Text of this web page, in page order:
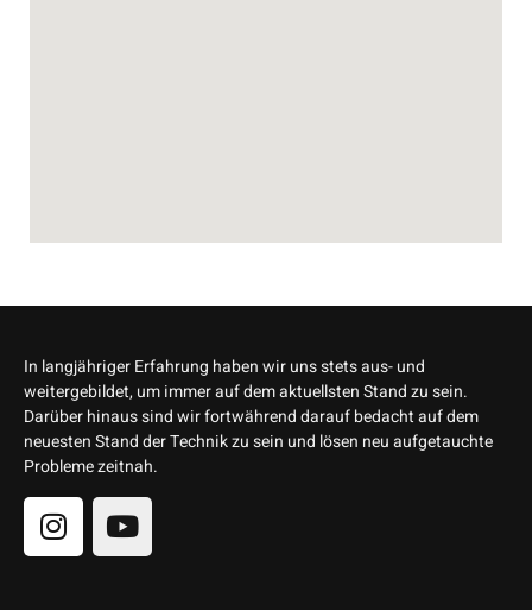
In langjähriger Erfahrung haben wir uns stets aus- und
weitergebildet, um immer auf dem aktuellsten Stand zu sein.
Darüber hinaus sind wir fortwährend darauf bedacht auf dem
neuesten Stand der Technik zu sein und lösen neu aufgetauchte
Probleme zeitnah.